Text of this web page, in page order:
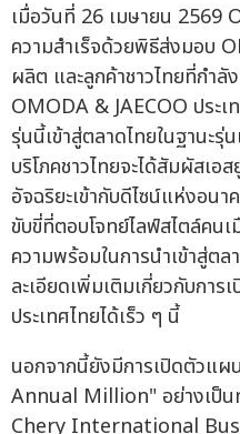
เมื่อวันที่ 26 เมษายน 2569
ความสำเร็จด้วยพิธีส่งมอบ
ผลิต และลูกค้าชาวไทยที่กำ
OMODA & JAECOO ประ
รุ่นนี้เข้าสู่ตลาดไทยในฐานะ
บริโภคชาวไทยจะได้สัมผัสเอ
อัจฉริยะเข้ากับดีไซน์แห่งอน
ขับขี่ที่ตอบโจทย์ไลฟ์สไตล์คน
ความพร้อมในการนำเข้าสู่ต
ละเอียดเพิ่มเติมเกี่ยวกับการ
ประเทศไทยได้เร็ว ๆ นี้
นอกจากนี้ยังมีการเปิดตัว
Annual Million" อย่างเป็น
Chery International